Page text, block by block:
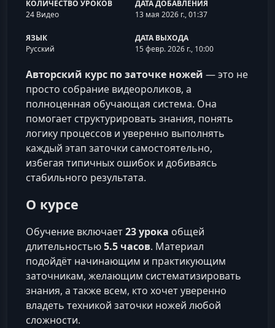
КОЛИЧЕСТВО УРОКОВ
24 Видео
ДАТА ДОБАВЛЕНИЯ
13 мая 2026 г., 01:37
ЯЗЫК
Русский
ДАТА ВЫХОДА
15 февр. 2026 г., 10:00
Авторский курс по заточке ножей — это не
просто собрание видеороликов, а
полноценная обучающая система. Она
помогает структурировать знания, понять
логику процессов и уверенно выполнять
каждый этап заточки самостоятельно,
избегая типичных ошибок и добиваясь
стабильного результата.
О курсе
Обучение включает23 урока общей
длительностью5.5 часов. Материал
подойдёт начинающим и практикующим
заточникам, желающим систематизировать
знания, а также всем, кто хочет уверенно
владеть техникой заточки ножей любой
сложности.